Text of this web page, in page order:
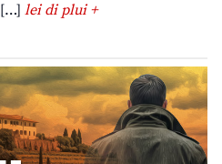
[…] lei di plui +